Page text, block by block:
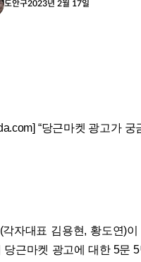
도안구2023년 2월 17일
“당근마켓 광고가
자대표 김용현, 황도연)
근마켓 광고에 대한 5문